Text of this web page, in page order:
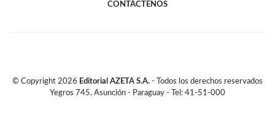
CONTÁCTENOS
© Copyright 2026 Editorial AZETA S.A. - Todos los derechos reservados
Yegros 745, Asunción - Paraguay - Tel: 41-51-000